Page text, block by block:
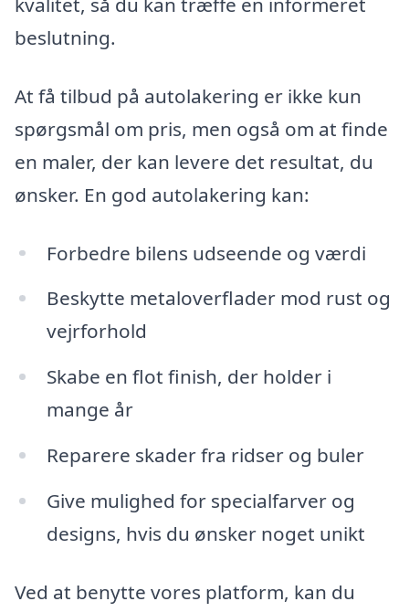
beslutning.
At få tilbud på autolakering er ikke kun
spørgsmål om pris, men også om at finde
en maler, der kan levere det resultat, du
ønsker. En god autolakering kan:
Forbedre bilens udseende og værdi
Beskytte metaloverflader mod rust og
vejrforhold
Skabe en flot finish, der holder i
mange år
Reparere skader fra ridser og buler
Give mulighed for specialfarver og
designs, hvis du ønsker noget unikt
Ved at benytte vores platform, kan du